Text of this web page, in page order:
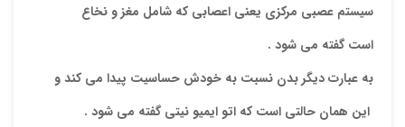
سيستم عصبي مركزي يعني اعصابي كه شامل مغز و نخاع
است گفته مي شود .
به عبارت ديگر بدن نسبت به خودش حساسيت پيدا مي كند و
اين همان حالتي است كه اتو ايميو نيتيگفته مي شود .